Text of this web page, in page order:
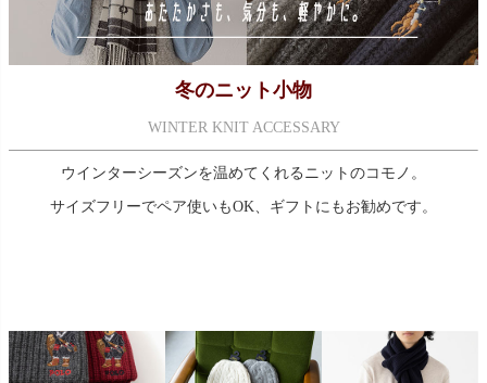
冬のニット小物
WINTER KNIT ACCESSARY
ウインターシーズンを温めてくれるニットのコモノ。
サイズフリーでペア使いもOK、ギフトにもお勧めです。